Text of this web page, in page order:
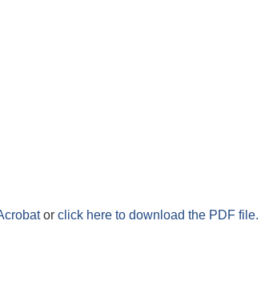
or click here to download the PDF file.